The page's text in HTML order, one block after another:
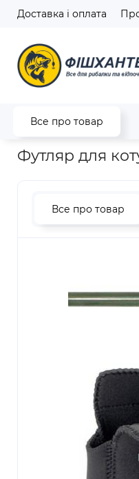
Доставка і оплата
Все про товар
Головна
Футляр для
Все про товар